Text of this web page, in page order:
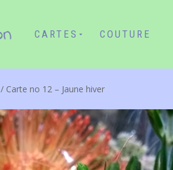
CARTES COUTURE
/ Carte no 12 – Jaune hiver